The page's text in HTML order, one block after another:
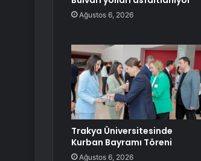
Ağustos 6, 2026
Trakya Üniversitesinde
Kurban Bayramı Töreni
Ağustos 6, 2026